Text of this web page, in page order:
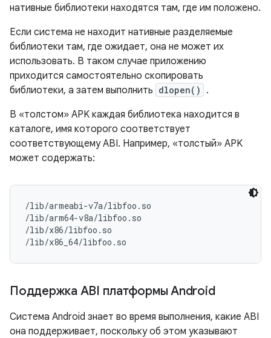
нативные библиотеки находятся там, где им положено.
Если система не находит нативные разделяемые
библиотеки там, где ожидает, она не может их
использовать. В таком случае приложению
приходится самостоятельно скопировать
библиотеки, а затем выполнить dlopen()
.
В «толстом» APK каждая библиотека находится в
каталоге, имя которого соответствует
соответствующему ABI. Например, «толстый» APK
может содержать:
/lib/armeabi-v7a/libfoo.so
/lib/arm64-v8a/libfoo.so
/lib/x86/libfoo.so
Поддержка ABI платформы Android
Система Android знает во время выполнения, какие ABI
она поддерживает, поскольку об этом указывают